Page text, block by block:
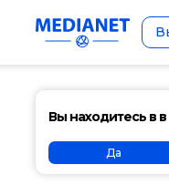
Да
Вы находитесь в